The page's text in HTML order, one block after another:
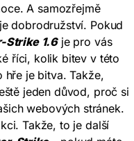
A samozřejmě
dobrodružství. Pokud
Strike 1.6je pro vás
říci, kolik bitev v této
hře je bitva. Takže,
jeden důvod, proč si
webových stránek.
Takže, to je další